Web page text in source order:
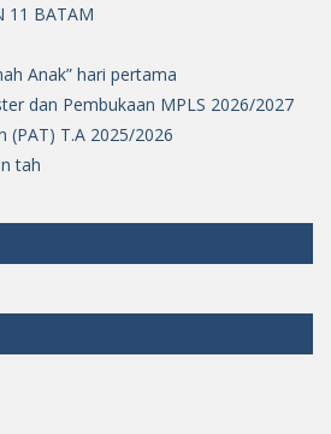
11 BATAM
Anak” hari pertama
dan Pembukaan MPLS 2026/2027
(PAT) T.A 2025/2026
tah